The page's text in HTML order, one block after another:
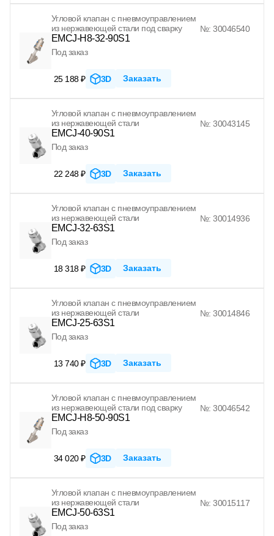
Угловой клапан с пневмоуправлением
из нержавеющей стали под сварку
EMCJ-H8-32-90S1
№: 30046540
Под заказ
25 188 ₽ 3D Заказать
Угловой клапан с пневмоуправлением
из нержавеющей стали
EMCJ-40-90S1
№: 30043145
Под заказ
22 248 ₽ 3D Заказать
Угловой клапан с пневмоуправлением
из нержавеющей стали
EMCJ-32-63S1
№: 30014936
Под заказ
18 318 ₽ 3D Заказать
Угловой клапан с пневмоуправлением
из нержавеющей стали
EMCJ-25-63S1
№: 30014846
Под заказ
13 740 ₽ 3D Заказать
Угловой клапан с пневмоуправлением
из нержавеющей стали под сварку
EMCJ-H8-50-90S1
№: 30046542
Под заказ
34 020 ₽ 3D Заказать
Угловой клапан с пневмоуправлением
из нержавеющей стали
EMCJ-50-63S1
№: 30015117
Под заказ